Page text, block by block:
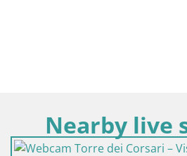
Nearby live